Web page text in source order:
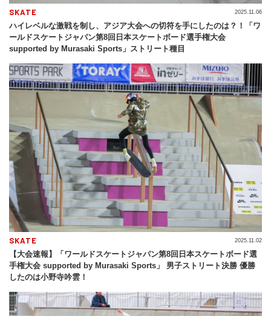
SKATE
ハイレベルな激戦を制し、アジア大会への切符を手にしたのは？！「ワ
ールドスケートジャパン第8回日本スケートボード選手権大会
supported by Murasaki Sports」ストリート種目
2025.11.06
SKATE
【大会速報】「ワールドスケートジャパン第8回日本スケートボード選
手権大会 supported by Murasaki Sports」 男子ストリート決勝 優勝
したのは小野寺吟雲！
2025.11.02